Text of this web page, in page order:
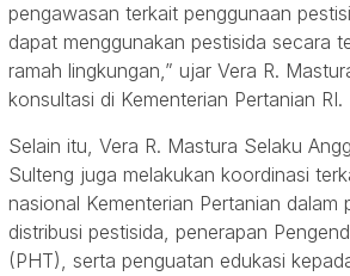
pengawasan terkait penggunaan
dapat menggunakan pestisida secara
ramah lingkungan,” ujar Vera R.
konsultasi di Kementerian Pertanian RI.
Selain itu, Vera R. Mastura Selaku
Sulteng juga melakukan koordinasi
nasional Kementerian Pertanian dalam
distribusi pestisida, penerapan
(PHT), serta penguatan edukasi